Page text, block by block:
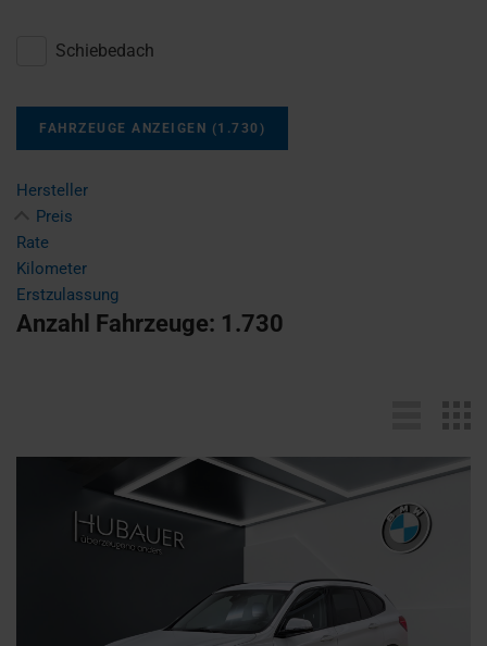
Schiebedach
FAHRZEUGE ANZEIGEN (1.730 )
Hersteller
Preis
Rate
Kilometer
Erstzulassung
Anzahl Fahrzeuge: 1.730